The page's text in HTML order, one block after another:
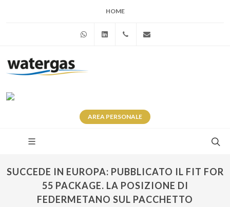
HOME
WhatsAppLinkedin+39 345 281 0246
AREA PERSONALE
SUCCEDE IN EUROPA: PUBBLICATO IL FIT FOR
55 PACKAGE. LA POSIZIONE DI
FEDERMETANO SUL PACCHETTO